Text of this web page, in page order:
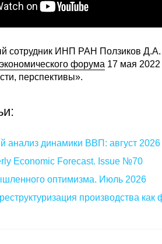
сотрудник ИНП РАН Ползиков Д.А.
форума 17 мая 2022
перспективы».
анализ динамики ВВП: август 2026
Economic Forecast. Issue №70
оптимизма. Июль 2026
производства